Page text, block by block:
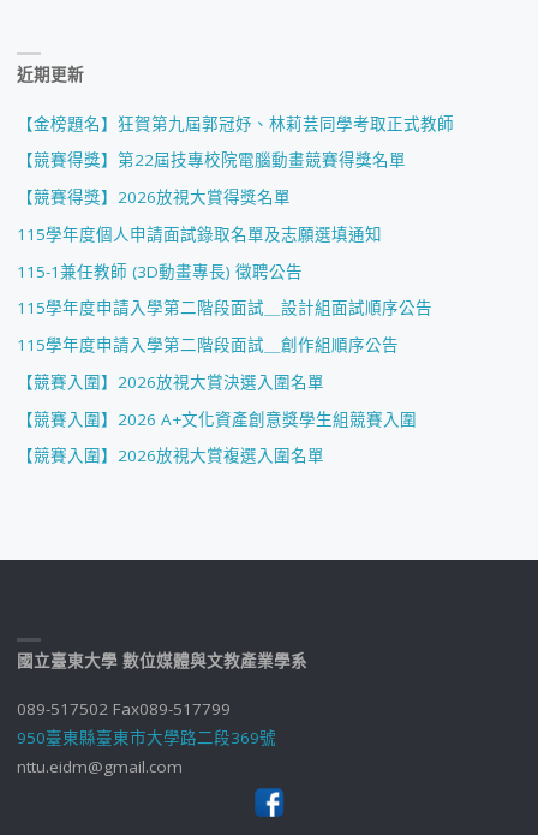
近期更新
【金榜題名】狂賀第九屆郭冠妤、林莉芸同學考取正式教師
【競賽得獎】第22屆技專校院電腦動畫競賽得獎名單
【競賽得獎】2026放視大賞得獎名單
115學年度個人申請面試錄取名單及志願選填通知
115-1兼任教師 (3D動畫專長) 徵聘公告
115學年度申請入學第二階段面試＿設計組面試順序公告
115學年度申請入學第二階段面試＿創作組順序公告
【競賽入圍】2026放視大賞決選入圍名單
【競賽入圍】2026 A+文化資產創意獎學生組競賽入圍
【競賽入圍】2026放視大賞複選入圍名單
國立臺東大學 數位媒體與文教產業學系
089-517502 Fax089-517799
950臺東縣臺東市大學路二段369號
nttu.eidm@gmail.com